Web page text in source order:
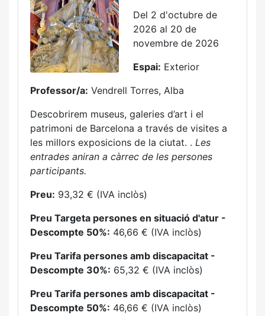
Del 2 d'octubre de
2026 al 20 de
novembre de 2026
Espai: Exterior
Professor/a: Vendrell Torres, Alba
Descobrirem museus, galeries d’art i el
patrimoni de Barcelona a través de visites a
les millors exposicions de la ciutat. . Les
entrades aniran a càrrec de les persones
participants.
Preu: 93,32 € (IVA inclòs)
Preu Targeta persones en situació d'atur -
Descompte 50%: 46,66 € (IVA inclòs)
Preu Tarifa persones amb discapacitat -
Descompte 30%: 65,32 € (IVA inclòs)
Preu Tarifa persones amb discapacitat -
Descompte 50%: 46,66 € (IVA inclòs)